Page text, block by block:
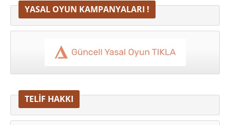
YASAL OYUN KAMPANYALARI !
TELİF HAKKI